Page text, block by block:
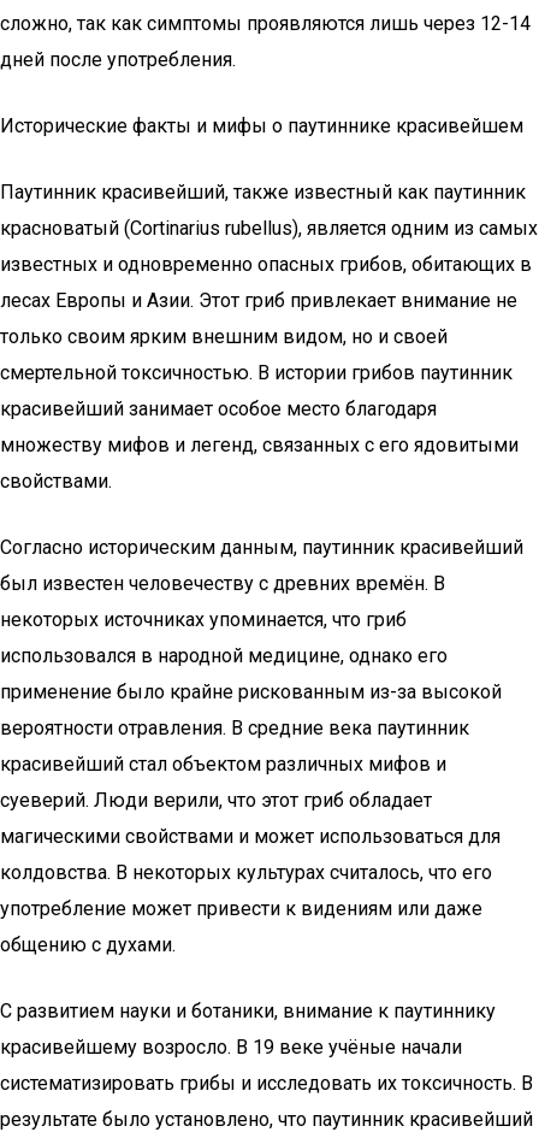
сложно, так как симптомы проявляются лишь через 12-14
дней после употребления.
Исторические факты и мифы о паутиннике красивейшем
Паутинник красивейший, также известный как паутинник
красноватый (Cortinarius rubellus), является одним из самых
известных и одновременно опасных грибов, обитающих в
лесах Европы и Азии. Этот гриб привлекает внимание не
только своим ярким внешним видом, но и своей
смертельной токсичностью. В истории грибов паутинник
красивейший занимает особое место благодаря
множеству мифов и легенд, связанных с его ядовитыми
свойствами.
Согласно историческим данным, паутинник красивейший
был известен человечеству с древних времён. В
некоторых источниках упоминается, что гриб
использовался в народной медицине, однако его
применение было крайне рискованным из-за высокой
вероятности отравления. В средние века паутинник
красивейший стал объектом различных мифов и
суеверий. Люди верили, что этот гриб обладает
магическими свойствами и может использоваться для
колдовства. В некоторых культурах считалось, что его
употребление может привести к видениям или даже
общению с духами.
С развитием науки и ботаники, внимание к паутиннику
красивейшему возросло. В 19 веке учёные начали
систематизировать грибы и исследовать их токсичность. В
результате было установлено, что паутинник красивейший